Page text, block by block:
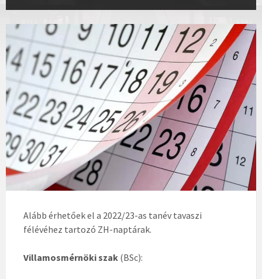
Alább érhetőek el a 2022/23-as tanév tavaszi
félévéhez tartozó ZH-naptárak.
Villamosmérnöki szak (BSc):